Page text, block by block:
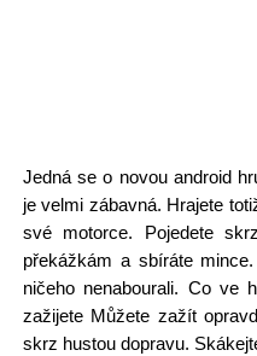
Jedná se o novou android
je velmi zábavná. Hrajete
své motorce. Pojedete
překážkám a sbíráte
ničeho nenabourali. Co ve
zažijete Můžete zažít
skrz hustou dopravu.